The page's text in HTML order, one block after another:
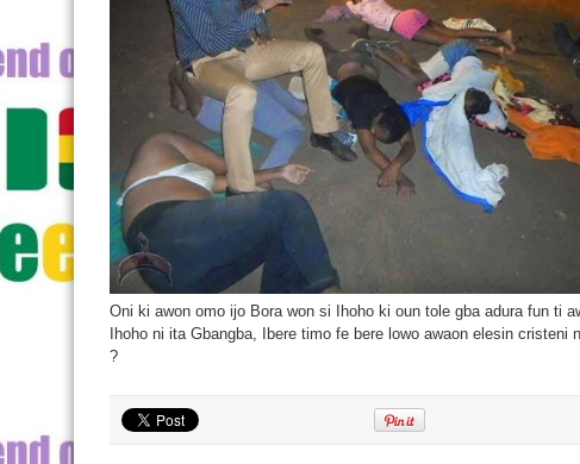
Oni ki awon omo ijo Bora won si Ihoho ki oun tole gba adura fun ti
Ihoho ni ita Gbangba, Ibere timo fe bere lowo awaon elesin cristeni
?